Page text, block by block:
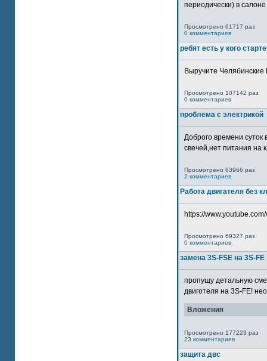
периодически) в
Просмотрено 61717 раз
0 комментариев
ребят есть у кого
Выручите
Просмотрено 107142 раз
0 комментариев
проблема с электрикой
Доброго времени суток
свечей,нет питания на
Просмотрено 63966 раз
2 комментариев
Работа двигателя без
https://
Просмотрено 69327 раз
0 комментариев
замена 3S-FSE на 3S-FE
пропущу детальную
двиготеля на 3S-FE!
Вложения
Просмотрено 177223 раз
23 комментариев
защита двс